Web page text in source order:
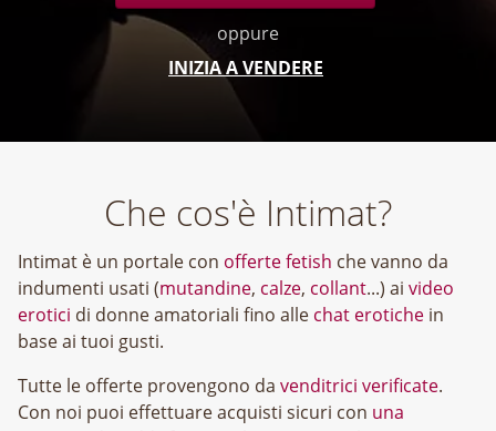
oppure
INIZIA A VENDERE
Che cos'è Intimat?
Intimat è un portale con offerte fetish che vanno da
indumenti usati (mutandine, calze, collant...) ai video
erotici di donne amatoriali fino alle chat erotiche in
base ai tuoi gusti.
Tutte le offerte provengono da venditrici verificate.
Con noi puoi effettuare acquisti sicuri con una